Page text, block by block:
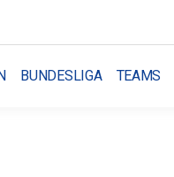
BUNDESLIGA TEAMS